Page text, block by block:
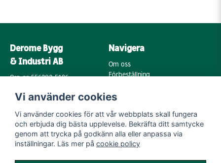
Derome Bygg
& Industri AB
Org. nr: 556202-5196
43248 Varberg
Kontakta oss
Mail:
byggoutlet@support.derome.se
Navigera
Om oss
Förbeställning
Köpvillkor
Integritetspolicy
Cookies
Vi använder cookies
Vi använder cookies för att vår webbplats skall fungera
och erbjuda dig bästa upplevelse. Bekräfta ditt samtycke
genom att trycka på godkänn alla eller anpassa via
inställningar. Läs mer på cookie policy